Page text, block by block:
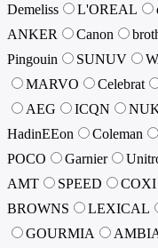
Demeliss
L'OREAL
ANKER
Canon
Pingouin
SUNUV
MARVO
Celebrat
AEG
ICQN
HadinEEon
Coleman
POCO
Garnier
AMT
SPEED COXI
BROWNS
LEXICAL
GOURMIA